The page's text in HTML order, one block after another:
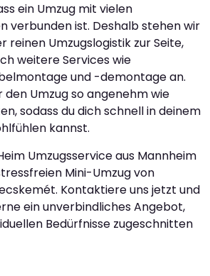
ein Umzug mit vielen
verbunden ist. Deshalb stehen wir
reinen Umzugslogistik zur Seite,
weitere Services wie
und -demontage an.
den Umzug so angenehm wie
sodass du dich schnell in deinem
kannst.
Umzugsservice aus Mannheim
Mini-Umzug von
Kontaktiere uns jetzt und
ein unverbindliches Angebot,
Bedürfnisse zugeschnitten